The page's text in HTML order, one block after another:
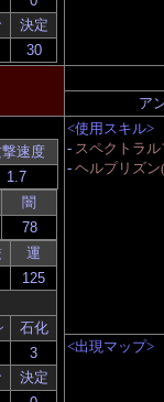
決定
ア
速度
闇
運
石化
決定
<使用スキル>
- スペクトラ
- ヘルプリズン
<出現マップ>